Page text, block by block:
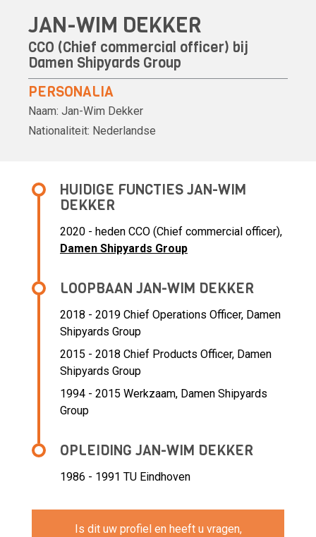
JAN-WIM DEKKER
CCO (Chief commercial officer) bij
Damen Shipyards Group
PERSONALIA
Naam: Jan-Wim Dekker
Nationaliteit: Nederlandse
HUIDIGE FUNCTIES JAN-WIM
DEKKER
2020 - heden CCO (Chief commercial officer),
Damen Shipyards Group
LOOPBAAN JAN-WIM DEKKER
2018 - 2019 Chief Operations Officer, Damen
Shipyards Group
2015 - 2018 Chief Products Officer, Damen
Shipyards Group
1994 - 2015 Werkzaam, Damen Shipyards
Group
OPLEIDING JAN-WIM DEKKER
1986 - 1991 TU Eindhoven
Is dit uw profiel en heeft u vragen,